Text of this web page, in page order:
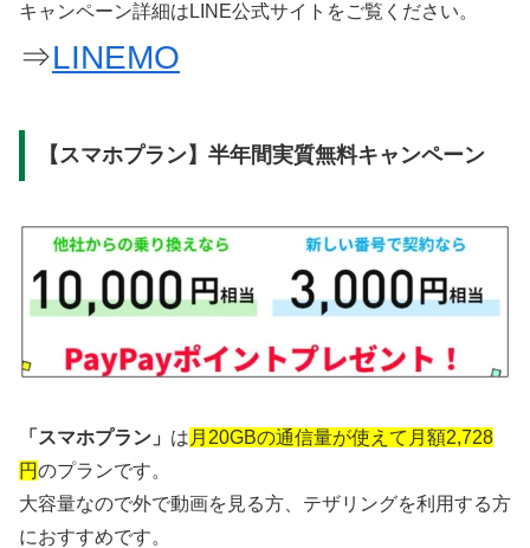
キャンペーン詳細はLINE公式サイトをご覧ください。
⇒LINEMO
【スマホプラン】半年間実質無料キャンペーン
「スマホプラン」 は 月20GBの通信量が使えて月額2,728
円のプランです。
大容量なので外で動画を見る方、テザリングを利用する方
におすすめです。